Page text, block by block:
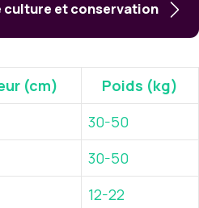
culture et conservation
(cm)
Poids (kg)
30-50
30-50
12-22